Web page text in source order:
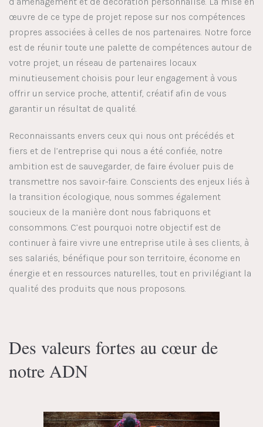
œuvre de ce type de projet repose sur nos compétences
propres associées à celles de nos partenaires. Notre force
est de réunir toute une palette de compétences autour de
votre projet, un réseau de partenaires locaux
minutieusement choisis pour leur engagement à vous
offrir un service proche, attentif, créatif afin de vous
garantir un résultat de qualité.
Reconnaissants envers ceux qui nous ont précédés et
fiers et de l’entreprise qui nous a été confiée, notre
ambition est de sauvegarder, de faire évoluer puis de
transmettre nos savoir-faire. Conscients des enjeux liés à
la transition écologique, nous sommes également
soucieux de la manière dont nous fabriquons et
consommons. C’est pourquoi notre objectif est de
continuer à faire vivre une entreprise utile à ses clients, à
ses salariés, bénéfique pour son territoire, économe en
énergie et en ressources naturelles, tout en privilégiant la
qualité des produits que nous proposons.
Des valeurs fortes au cœur de
notre ADN